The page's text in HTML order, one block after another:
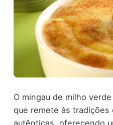
O mingau de milho
que remete às tradições